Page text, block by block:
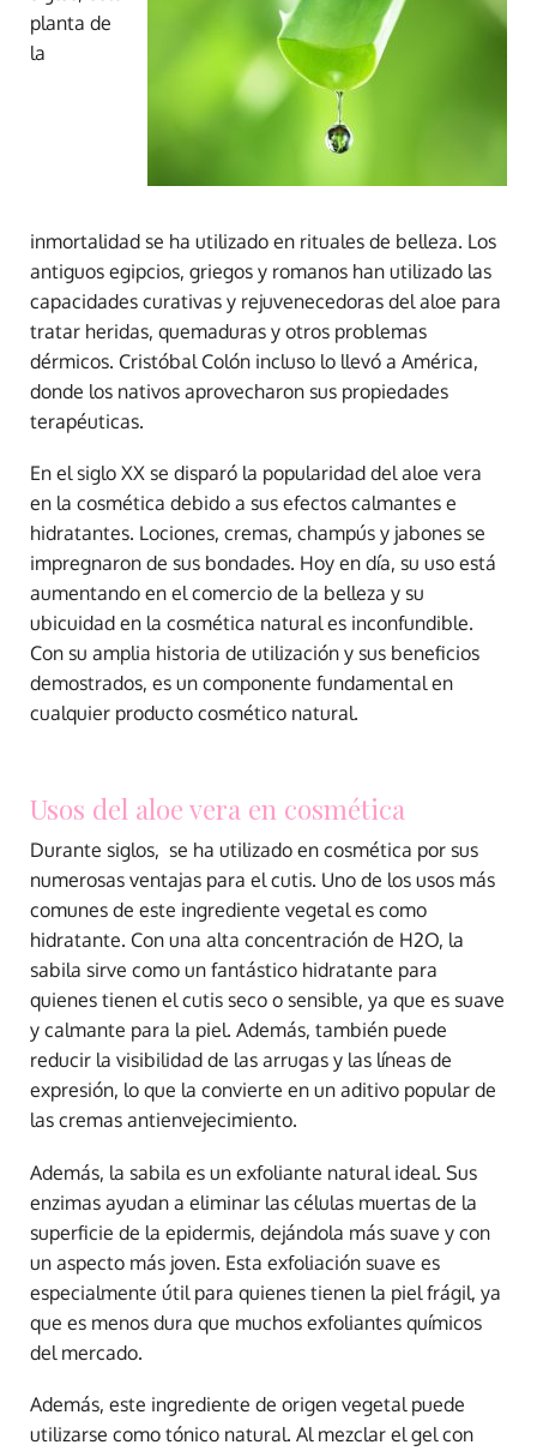
planta de
la
inmortalidad se ha utilizado en rituales de belleza. Los
antiguos egipcios, griegos y romanos han utilizado las
capacidades curativas y rejuvenecedoras del aloe para
tratar heridas, quemaduras y otros problemas
dérmicos. Cristóbal Colón incluso lo llevó a América,
donde los nativos aprovecharon sus propiedades
terapéuticas.
En el siglo XX se disparó la popularidad del aloe vera
en la cosmética debido a sus efectos calmantes e
hidratantes. Lociones, cremas, champús y jabones se
impregnaron de sus bondades. Hoy en día, su uso está
aumentando en el comercio de la belleza y su
ubicuidad en la cosmética natural es inconfundible.
Con su amplia historia de utilización y sus beneficios
demostrados, es un componente fundamental en
cualquier producto cosmético natural.
Usos del aloe vera en cosmética
Durante siglos, se ha utilizado en cosmética por sus
numerosas ventajas para el cutis. Uno de los usos más
comunes de este ingrediente vegetal es como
hidratante. Con una alta concentración de H2O, la
sabila sirve como un fantástico hidratante para
quienes tienen el cutis seco o sensible, ya que es suave
y calmante para la piel. Además, también puede
reducir la visibilidad de las arrugas y las líneas de
expresión, lo que la convierte en un aditivo popular de
las cremas antienvejecimiento.
Además, la sabila es un exfoliante natural ideal. Sus
enzimas ayudan a eliminar las células muertas de la
superficie de la epidermis, dejándola más suave y con
un aspecto más joven. Esta exfoliación suave es
especialmente útil para quienes tienen la piel frágil, ya
que es menos dura que muchos exfoliantes químicos
del mercado.
Además, este ingrediente de origen vegetal puede
utilizarse como tónico natural. Al mezclar el gel con